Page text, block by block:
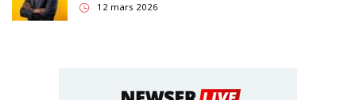
12 mars 2026